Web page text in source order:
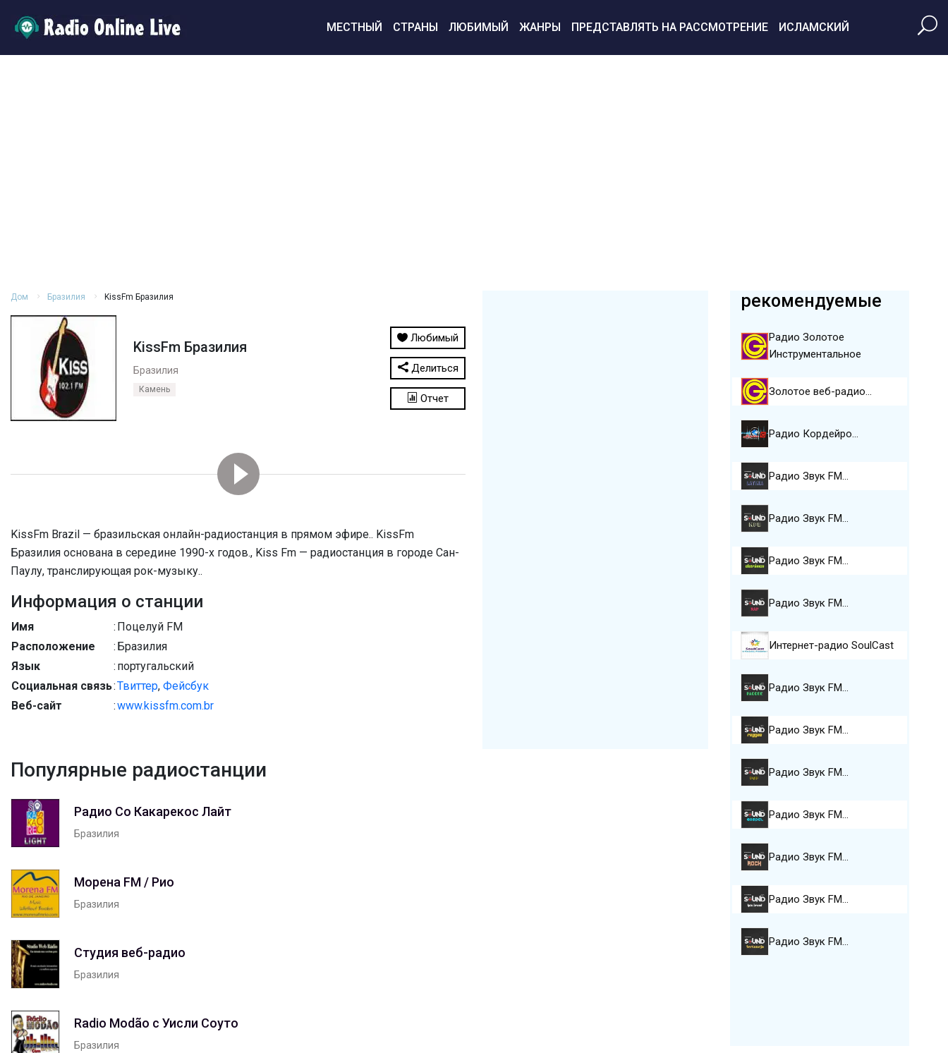
МЕСТНЫЙ СТРАНЫ ЛЮБИМЫЙ ЖАНРЫ ПРЕДСТАВЛЯТЬ НА РАССМОТРЕНИЕ ИСЛАМСКИЙ
Дом Бразилия KissFm Бразилия
KissFm Бразилия
Бразилия
Камень
Любимый
Делиться
Отчет
KissFm Brazil — бразильская онлайн-радиостанция в прямом эфире.. KissFm
Бразилия основана в середине 1990-х годов., Kiss Fm — радиостанция в городе Сан-
Паулу, транслирующая рок-музыку..
Информация о станции
Имя : Поцелуй FM
Расположение
: Бразилия
Язык
: португальский
Социальная связь:Твиттер, Фейсбук
Веб-сайт
:www.kissfm.com.br
Популярные радиостанции
Радио Со Какарекос Лайт
Бразилия
Морена FM / Рио
Бразилия
Студия веб-радио
Бразилия
Radio Modão с Уисли Соуто
Бразилия
рекомендуемые
Радио Золотое
Инструментальное
Золотое веб-радио…
Радио Кордейро…
Радио Звук FM…
Радио Звук FM…
Радио Звук FM…
Радио Звук FM…
Интернет-радио SoulCast
Радио Звук FM…
Радио Звук FM…
Радио Звук FM…
Радио Звук FM…
Радио Звук FM…
Радио Звук FM…
Радио Звук FM…